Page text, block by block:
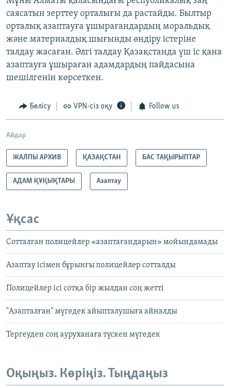
саясатын зерттеу орталығы да растайды. Былтыр
орталық азаптауға ұшырағандардың моральдық
және материалдық шығынды өндіру істеріне
талдау жасаған. Әлгі талдау Қазақстанда үш іс қана
азаптауға ұшыраған адамдардың пайдасына
шешілгенін көрсеткен.
Бөлісу VPN-сіз оқу Follow us
Айдар
ЖАЛПЫ АРХИВ ҚАЗАҚСТАН БАС ТАҚЫРЫПТАР
АДАМ ҚҰҚЫҚТАРЫ Азаптау
Ұқсас
Сотталған полицейлер «азаптағандарын» мойындамады
Азаптау ісімен бұрынғы полицейлер сотталды
Полицейлер ісі сотқа бір жылдан соң жетті
"Азапталған" мүгедек айыпталушыға айналды
Тергеуден соң ауруханаға түскен мүгедек
Оқыңыз. Көріңіз. Тыңдаңыз